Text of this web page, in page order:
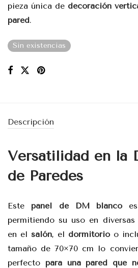
pieza única de decoración
pared.
Sin existencias
Descripción
Versatilidad en la
de Paredes
Este panel de DM blanco
permitiendo su uso en diversas
en el salón, el dormitorioo
tamaño de 70×70 cm lo
perfecto para una pared que